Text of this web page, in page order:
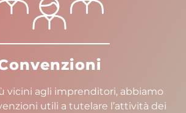
vicini agli imprenditori, abbiamo
utili a tutelare l’attività dei